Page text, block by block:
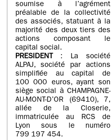
soumise à l’agrément
préalable de la collectivité
des associés, statuant à la
majorité des deux tiers des
actions composant le
capital social.
PRESIDENT
: La société
ALPAJ, société par actions
simplifiée au capital de
100 000 euros, ayant son
siège social à CHAMPAGNE-
AU-MONT-D’OR (69410), 7,
allée de la Closerie,
immatriculée au RCS de
Lyon sous le numéro
799 197 454.